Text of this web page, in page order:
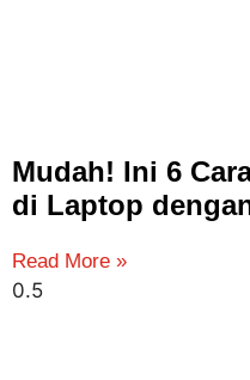
Mudah! Ini 6
di Laptop
Read More »